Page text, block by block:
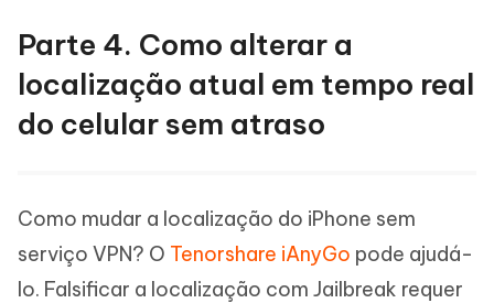
Parte 4. Como alterar a
localização atual em tempo real
do celular sem atraso
Como mudar a localização do iPhone sem
serviço VPN? O Tenorshare iAnyGo pode ajudá-
lo. Falsificar a localização com Jailbreak requer